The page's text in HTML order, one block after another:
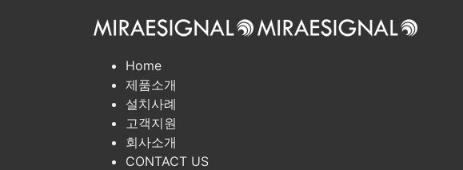
Home
제품소개
설치사례
고객지원
회사소개
CONTACT US